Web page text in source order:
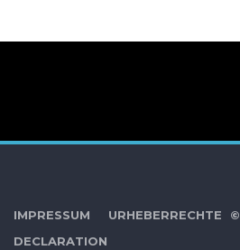
IMPRESSUM URHEBERRECHTE ©
DECLARATION